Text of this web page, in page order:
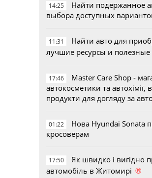
14:25
Найти подержанное
выбора доступных
11:31
Найти авто для
лучшие ресурсы и
17:46
Master Care Shop -
автокосметики та автохімії,
продукти для догляду за
01:22
Нова Hyundai Sonata
кросоверам
17:50
Як швидко і вигідно
автомобіль в Житомирі ®